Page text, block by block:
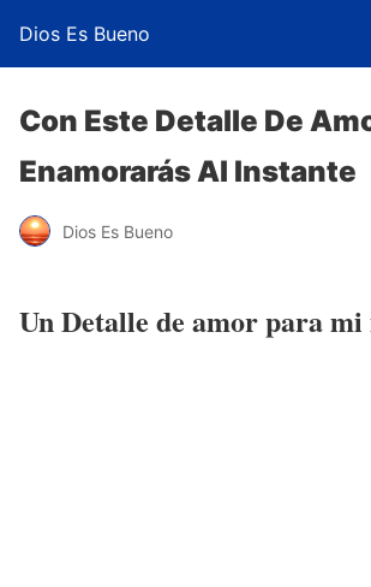
Dios Es Bueno
Con Este Detalle De
Enamorarás Al Instante
Dios Es Bueno
Un Detalle de amor para mi